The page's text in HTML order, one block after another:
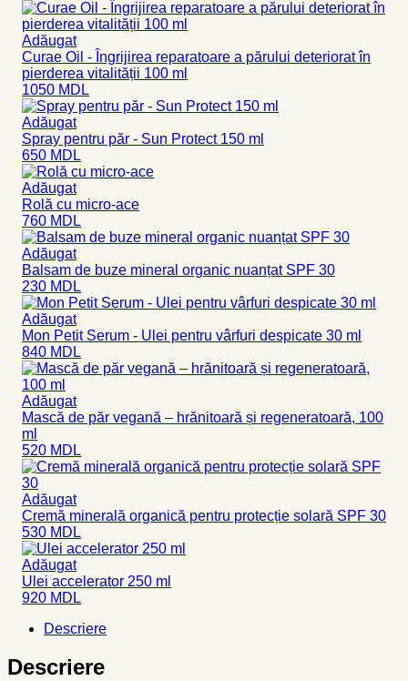
Adăugat
Curae Oil - Îngrijirea reparatoare a părului deteriorat în
pierderea vitalității 100 ml
1050 MDL
Adăugat
Spray pentru păr - Sun Protect 150 ml
650 MDL
Adăugat
Rolă cu micro-ace
760 MDL
Adăugat
Balsam de buze mineral organic nuanțat SPF 30
230 MDL
Adăugat
Mon Petit Serum - Ulei pentru vârfuri despicate 30 ml
840 MDL
Adăugat
Mască de păr vegană – hrănitoară și regeneratoară, 100
ml
520 MDL
Adăugat
Cremă minerală organică pentru protecție solară SPF 30
530 MDL
Adăugat
Ulei accelerator 250 ml
920 MDL
Descriere
Descriere